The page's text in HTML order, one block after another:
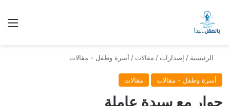
الرئيسية / إصدارات / مقالات / أسرة وطفل - مقالات
أسرة وطفل - مقالات مقالات
حوار مع سيدة عاملة